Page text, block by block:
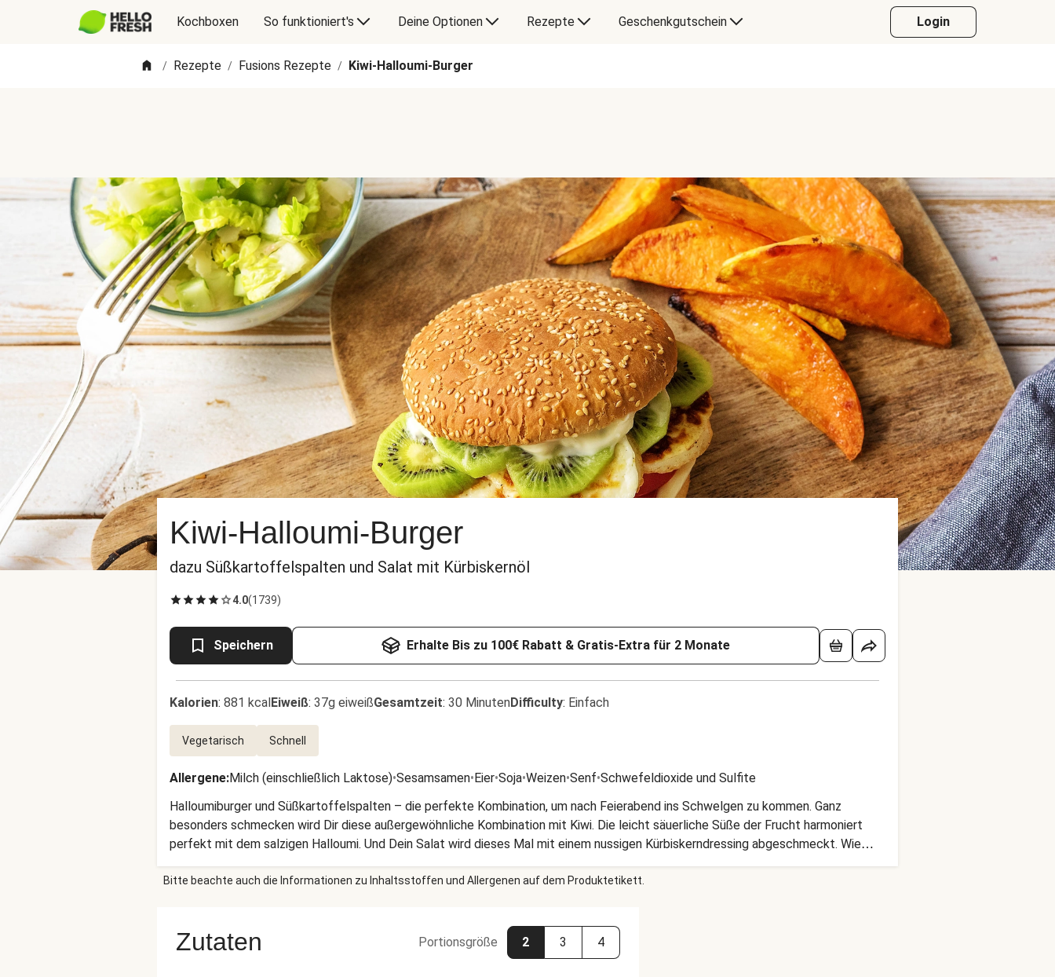
Kochboxen So funktioniert's Deine Optionen Rezepte Geschenkgutschein Login
/ Rezepte / Fusions Rezepte / Kiwi-Halloumi-Burger
Kiwi-Halloumi-Burger
dazu Süßkartoffelspalten und Salat mit Kürbiskernöl
4.0(1739)
Speichern Erhalte Bis zu 100€ Rabatt & Gratis-Extra für 2 Monate
Kalorien: 881 kcalEiweiß: 37g eiweißGesamtzeit: 30 MinutenDifficulty: Einfach
Vegetarisch Schnell
Allergene:Milch (einschließlich Laktose)•Sesamsamen•Eier•Soja•Weizen•Senf•Schwefeldioxide und Sulfite
Halloumiburger und Süßkartoffelspalten – die perfekte Kombination, um nach Feierabend ins Schwelgen zu kommen. Ganz
besonders schmecken wird Dir diese außergewöhnliche Kombination mit Kiwi. Die leicht säuerliche Süße der Frucht harmoniert
perfekt mit dem salzigen Halloumi. Und Dein Salat wird dieses Mal mit einem nussigen Kürbiskerndressing abgeschmeckt. Wie
immer gilt: Burger-Zeit ist Glücklich-Zeit!
Bitte beachte auch die Informationen zu Inhaltsstoffen und Allergenen auf dem Produktetikett.
Zutaten Portionsgröße 2 3 4